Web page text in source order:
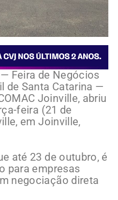
Feira de Negócios
de Santa Catarina —
Joinville, abriu
feira (21 de
em Joinville,
até 23 de outubro, é
para empresas
negociação direta